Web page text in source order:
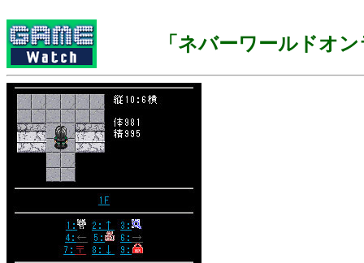
「ネバーワールドオ